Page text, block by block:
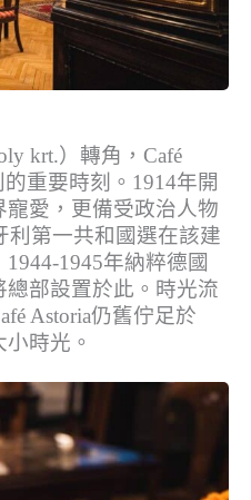
krt.）轉角，Café
重要時刻。1914年開
愛，更備受政治人物
利第一共和國選在該建
1945年納粹德國
總部設置於此。時光流
Astoria仍舊佇足於
時光。